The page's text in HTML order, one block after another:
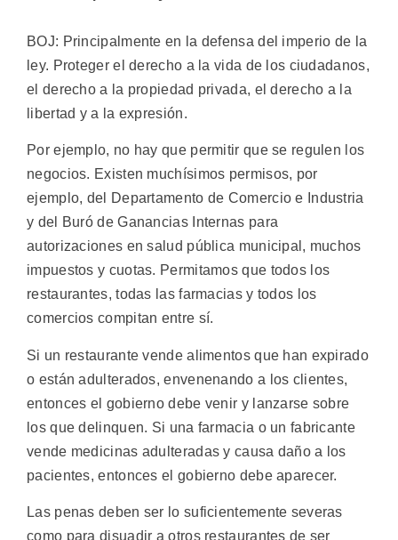
BOJ: Principalmente en la defensa del imperio de la
ley. Proteger el derecho a la vida de los ciudadanos,
el derecho a la propiedad privada, el derecho a la
libertad y a la expresión.
Por ejemplo, no hay que permitir que se regulen los
negocios. Existen muchísimos permisos, por
ejemplo, del Departamento de Comercio e Industria
y del Buró de Ganancias Internas para
autorizaciones en salud pública municipal, muchos
impuestos y cuotas. Permitamos que todos los
restaurantes, todas las farmacias y todos los
comercios compitan entre sí.
Si un restaurante vende alimentos que han expirado
o están adulterados, envenenando a los clientes,
entonces el gobierno debe venir y lanzarse sobre
los que delinquen. Si una farmacia o un fabricante
vende medicinas adulteradas y causa daño a los
pacientes, entonces el gobierno debe aparecer.
Las penas deben ser lo suficientemente severas
como para disuadir a otros restaurantes de ser